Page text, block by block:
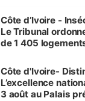
Côte d’Ivoire -
Le Tribunal
de 1 405
Bassam
Côte d'Ivoire-
L’excellence
3 août au Palais